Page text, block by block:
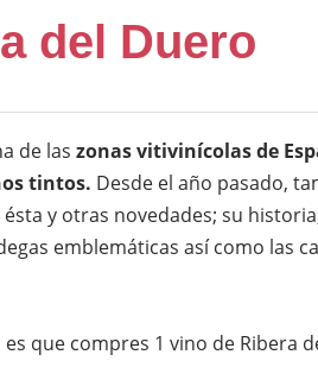
del Duero
de las zonas vitivinícolas de
tintos. Desde el año pasado,
y otras novedades; su
emblemáticas así como las
que compres 1 vino de Ribera